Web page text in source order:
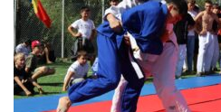
Consiliul
local
Secretarul